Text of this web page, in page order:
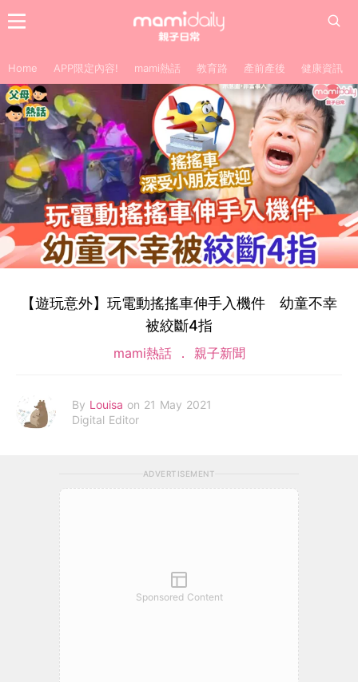
Home APP限定內容! mami熱話 教育路 產前產後 健康資訊
【遊玩意外】玩電動搖搖車伸手入機件 幼童不幸
被絞斷4指
mami熱話 親子新聞
By Louisa on 21 May 2021
Digital Editor
ADVERTISEMENT
Sponsored Content